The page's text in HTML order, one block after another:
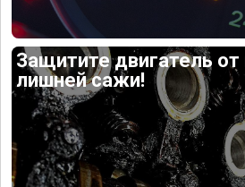
Защитите двигатель
лишней сажи!